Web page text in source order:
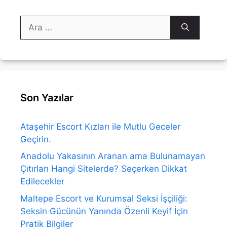
ara
Son Yazılar
Ataşehir Escort Kızları ile Mutlu Geceler
Geçirin.
Anadolu Yakasının Aranan ama Bulunamayan
Çıtırları Hangi Sitelerde? Seçerken Dikkat
Edilecekler
Maltepe Escort ve Kurumsal Seksi İşçiliği:
Seksin Gücünün Yanında Özenli Keyif İçin
Pratik Bilgiler